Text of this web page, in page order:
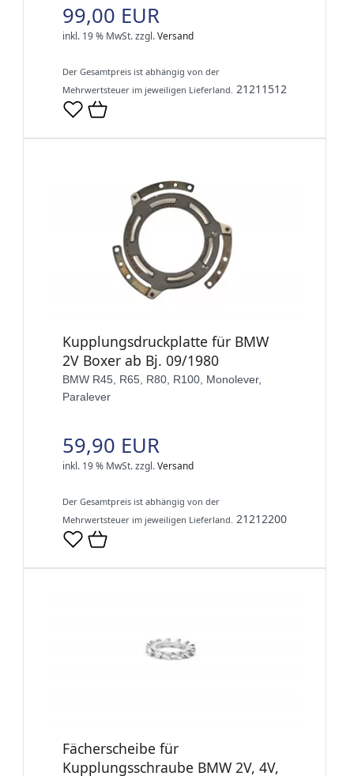
99,00 EUR
inkl. 19 % MwSt.zzgl.Versand
Der Gesamtpreis ist abhängig von der
Mehrwertsteuer im jeweiligen Lieferland. 21211512
Kupplungsdruckplatte für BMW
2V Boxer ab Bj. 09/1980
BMW R45, R65, R80, R100, Monolever,
Paralever
59,90 EUR
inkl. 19 % MwSt.zzgl.Versand
Der Gesamtpreis ist abhängig von der
Mehrwertsteuer im jeweiligen Lieferland. 21212200
Fächerscheibe für
Kupplungsschraube BMW 2V, 4V,